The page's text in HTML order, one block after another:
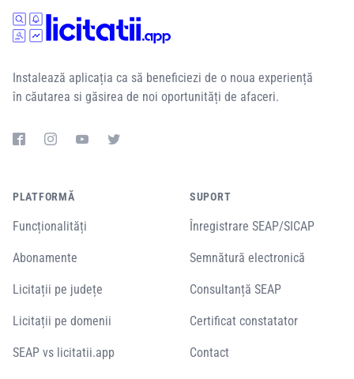
Instalează aplicația ca să beneficiezi de o noua experiență
în căutarea si găsirea de noi oportunități de afaceri.
PLATFORMĂ
Funcționalități
Abonamente
Licitații pe județe
Licitații pe domenii
SEAP vs licitatii.app
SUPORT
Înregistrare SEAP/SICAP
Semnătură electronică
Consultanță SEAP
Certificat constatator
Contact